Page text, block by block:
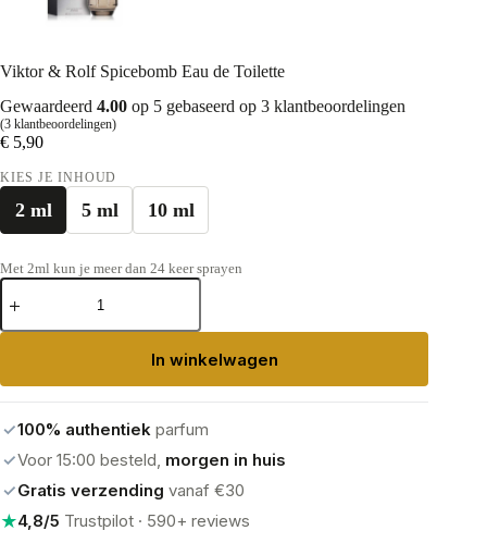
Viktor & Rolf Spicebomb Eau de Toilette
Gewaardeerd 4.00 op 5 gebaseerd op 3 klantbeoordelingen
(3 klantbeoordelingen)
€ 5,90
KIES JE INHOUD
2 ml 5 ml 10 ml
Met 2ml kun je meer dan 24 keer sprayen
Viktor
&
Spicebomb
In winkelwagen
✓100% authentiek parfum
✓Voor 15:00 besteld, morgen in huis
✓Gratis verzending vanaf €30
★4,8/5 Trustpilot · 590+ reviews